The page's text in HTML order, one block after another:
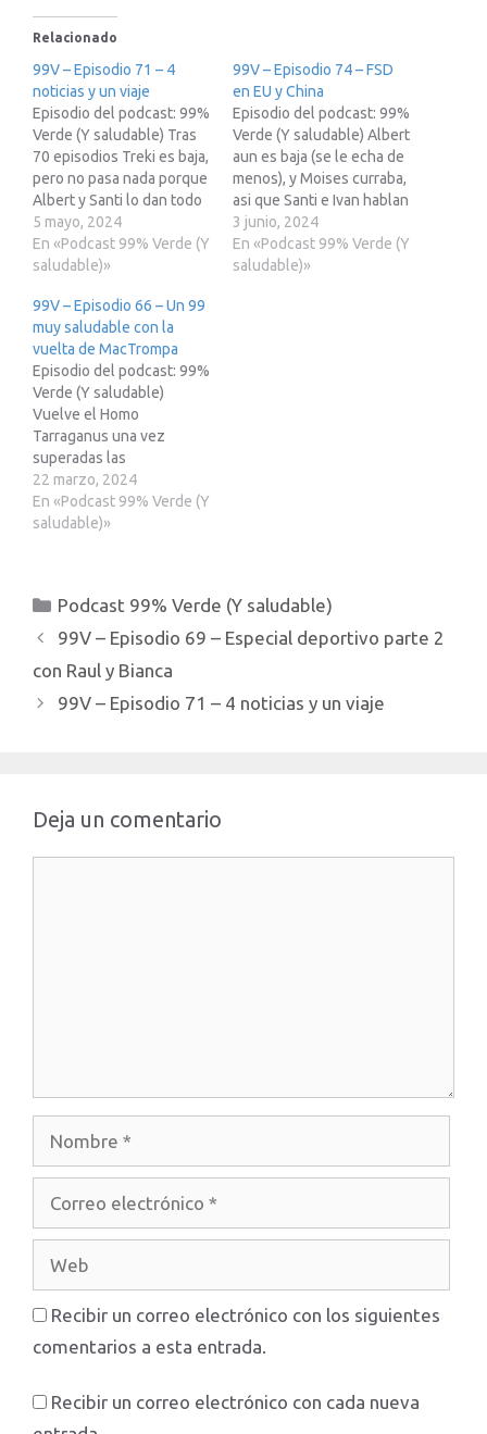
Relacionado
99V – Episodio 71 – 4
noticias y un viaje
Episodio del podcast: 99%
Verde (Y saludable) Tras
70 episodios Treki es baja,
pero no pasa nada porque
Albert y Santi lo dan todo
en este episodio 71
hablando de: Enzima
Transforma Sangre A y B
Compatible Llegan los
primeros bioimplantes
para pacientes con infarto
de…
5 mayo, 2024
En «Podcast 99% Verde (Y
saludable)»
99V – Episodio 74 – FSD
en EU y China
Episodio del podcast: 99%
Verde (Y saludable) Albert
aun es baja (se le echa de
menos), y Moises curraba,
asi que Santi e Ivan hablan
solitos de: Tesla FSD
llegara pronto a China y
poco despues a Europa
3 junio, 2024
En «Podcast 99% Verde (Y
saludable)»
99V – Episodio 66 – Un 99
muy saludable con la
vuelta de MacTrompa
Episodio del podcast: 99%
Verde (Y saludable)
Vuelve el Homo
Tarraganus una vez
superadas las
adversidades bacterianas!
vuelve... Albert y se une a
Ivan y Santi para hablar de:
amplia garantia a sus
electricos (y mete letra…
22 marzo, 2024
En «Podcast 99% Verde (Y
saludable)»
Categorías
Podcast 99% Verde (Y saludable)
99V – Episodio 69 – Especial deportivo parte 2
con Raul y Bianca
99V – Episodio 71 – 4 noticias y un viaje
Deja un comentario
electrónico
Recibir un correo electrónico con los siguientes
comentarios a esta entrada.
Recibir un correo electrónico con cada nueva